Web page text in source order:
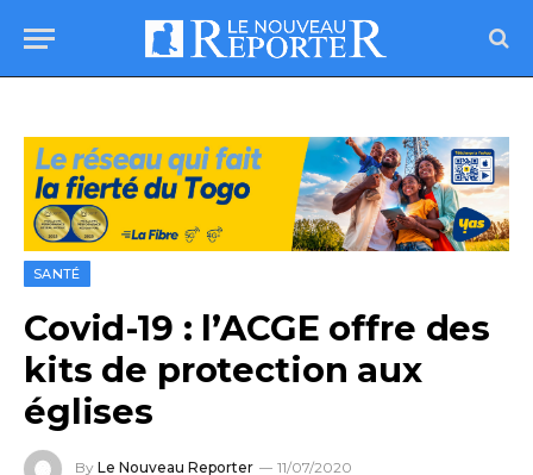
SANTÉ
Covid-19 : l’ACGE offre des
kits de protection aux
églises
By Le Nouveau Reporter
11/07/2020